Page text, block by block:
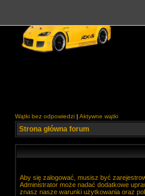
Wątki bez odpowiedzi | Aktywne wątki
Strona główna forum
Aby się zalogować, musisz być
Administrator może nadać dodatkowe
znasz nasze warunki użytkowania oraz